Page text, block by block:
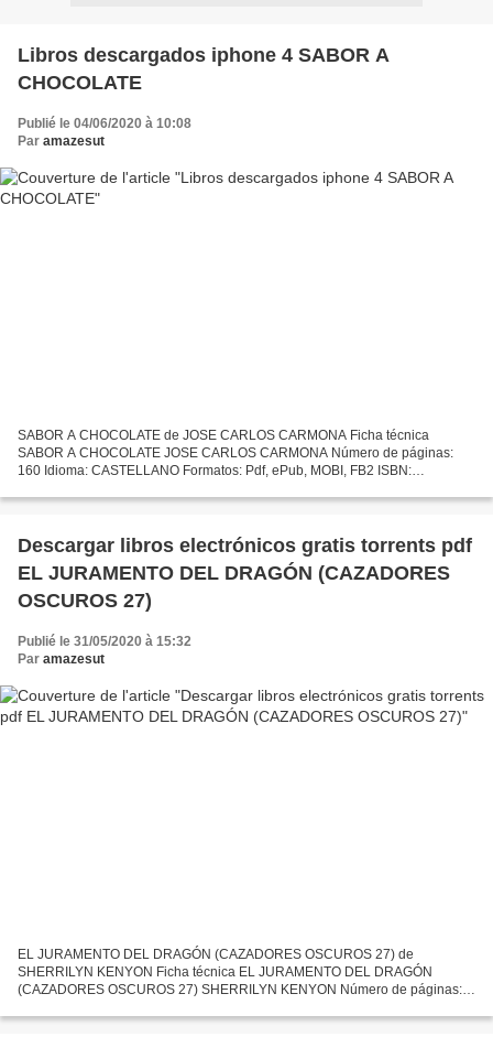
Libros descargados iphone 4 SABOR A
CHOCOLATE
Publié le 04/06/2020 à 10:08
Par amazesut
SABOR A CHOCOLATE de JOSE CARLOS CARMONA Ficha técnica
SABOR A CHOCOLATE JOSE CARLOS CARMONA Número de páginas:
160 Idioma: CASTELLANO Formatos: Pdf, ePub, MOBI, FB2 ISBN:
edición: 2017 Descargar...
Descargar libros electrónicos gratis torrents pdf
EL JURAMENTO DEL DRAGÓN (CAZADORES
OSCUROS 27)
Publié le 31/05/2020 à 15:32
Par amazesut
EL JURAMENTO DEL DRAGÓN (CAZADORES OSCUROS 27) de
SHERRILYN KENYON Ficha técnica EL JURAMENTO DEL DRAGÓN
(CAZADORES OSCUROS 27) SHERRILYN KENYON Número de páginas:
9788466347716 Editorial: DEBOLSILLO...